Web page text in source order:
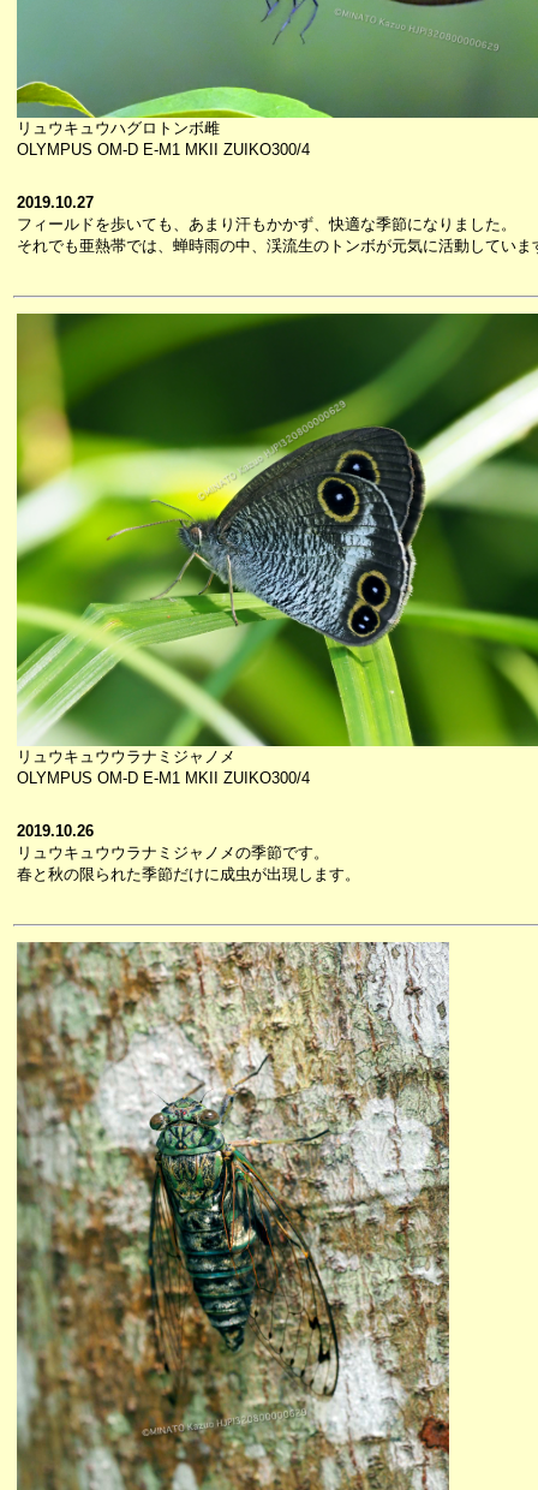
リュウキュウハグロトンボ雌
OLYMPUS OM-D E-M1 MKII ZUIKO300/4
2019.10.27
フィールドを歩いても、あまり汗もかかず、快適な季節になりました。
それでも亜熱帯では、蝉時雨の中、渓流生のトンボが元気に活動していま
リュウキュウウラナミジャノメ
OLYMPUS OM-D E-M1 MKII ZUIKO300/4
2019.10.26
リュウキュウウラナミジャノメの季節です。
春と秋の限られた季節だけに成虫が出現します。